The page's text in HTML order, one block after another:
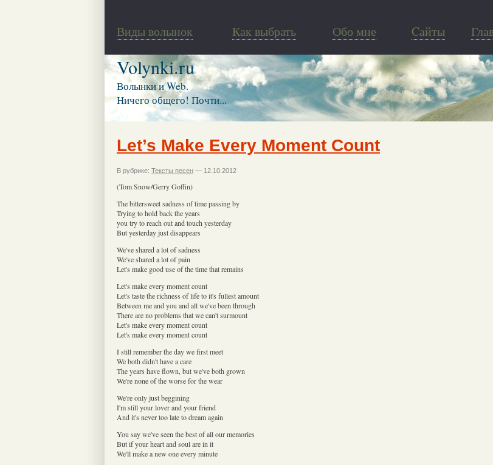
Виды волынок Как выбрать Обо мне Cайты
Volynki.ru
Волынки и Web.
Ничего общего! Почти...
Let’s Make Every Moment Count
В рубрике: Тексты песен — 12.10.2012
(Tom Snow/Gerry Goffin)
The bittersweet sadness of time passing by
Trying to hold back the years
you try to reach out and touch yesterday
But yesterday just disappears
We've shared a lot of sadness
We've shared a lot of pain
Let's make good use of the time that remains
Let's make every moment count
Let's taste the richness of life to it's fullest amount
Between me and you and all we've been through
There are no problems that we can't surmount
Let's make every moment count
Let's make every moment count
I still remember the day we first meet
We both didn't have a care
The years have flown, but we've both grown
We're none of the worse for the wear
We're only just beggining
I'm still your lover and your friend
And it's never too late to dream again
You say we've seen the best of all our memories
But if your heart and soul are in it
We'll make a new one every minute